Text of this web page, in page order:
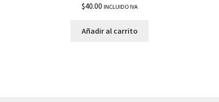
$40.00 INCLUIDO IVA
Añadir al carrito